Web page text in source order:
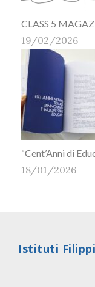
CLASS 5
19/02/2026
“Cent’Anni di
18/01/2026
Istituti